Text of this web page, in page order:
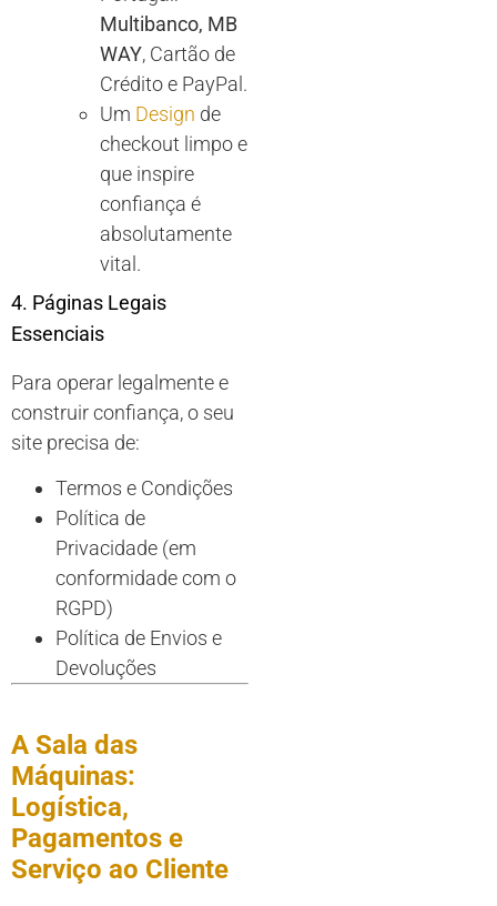
Multibanco, MB
WAY, Cartão de
Crédito e PayPal.
Um Design de
checkout limpo e
que inspire
confiança é
absolutamente
vital.
4. Páginas Legais
Essenciais
Para operar legalmente e
construir confiança, o seu
site precisa de:
Termos e Condições
Política de
Privacidade (em
conformidade com o
RGPD)
Política de Envios e
Devoluções
A Sala das
Máquinas:
Logística,
Pagamentos e
Serviço ao Cliente